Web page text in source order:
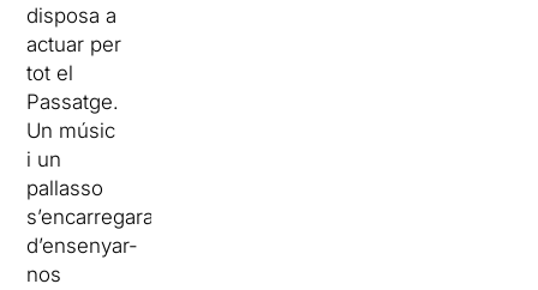
disposa a
actuar per
tot el
Passatge.
Un músic
i un
pallasso
s’encarregaran
d’ensenyar-
nos